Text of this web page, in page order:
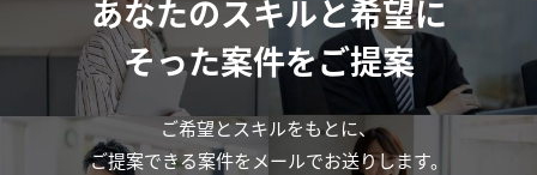
あなたのスキルと希望に
そった案件をご提案
ご希望とスキルをもとに、
ご提案できる案件をメールでお送りします。